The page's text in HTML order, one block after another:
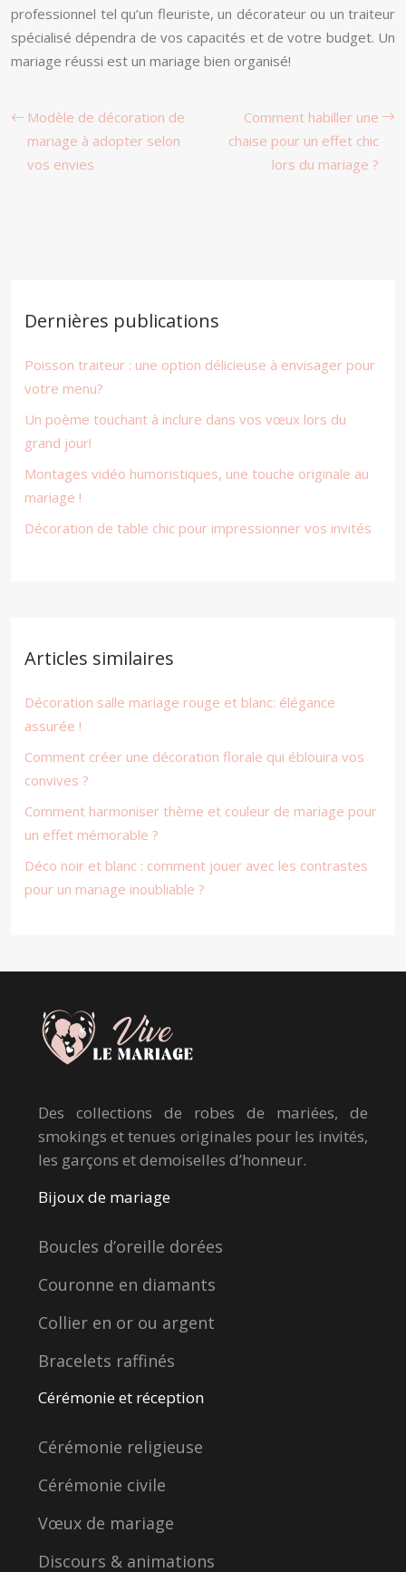
professionnel tel qu’un fleuriste, un décorateur ou un traiteur
spécialisé dépendra de vos capacités et de votre budget. Un
mariage réussi est un mariage bien organisé!
Modèle de décoration de
mariage à adopter selon
vos envies
Comment habiller une
chaise pour un effet chic
lors du mariage ?
Dernières publications
Poisson traiteur : une option délicieuse à envisager pour
votre menu?
Un poème touchant à inclure dans vos vœux lors du
grand jour!
Montages vidéo humoristiques, une touche originale au
mariage !
Décoration de table chic pour impressionner vos invités
Articles similaires
Décoration salle mariage rouge et blanc: élégance
assurée !
Comment créer une décoration florale qui éblouira vos
convives ?
Comment harmoniser thème et couleur de mariage pour
un effet mémorable ?
Déco noir et blanc : comment jouer avec les contrastes
pour un mariage inoubliable ?
Des collections de robes de mariées, de
smokings et tenues originales pour les invités,
les garçons et demoiselles d’honneur.
Bijoux de mariage
Boucles d’oreille dorées
Couronne en diamants
Collier en or ou argent
Bracelets raffinés
Cérémonie et réception
Cérémonie religieuse
Cérémonie civile
Vœux de mariage
Discours & animations